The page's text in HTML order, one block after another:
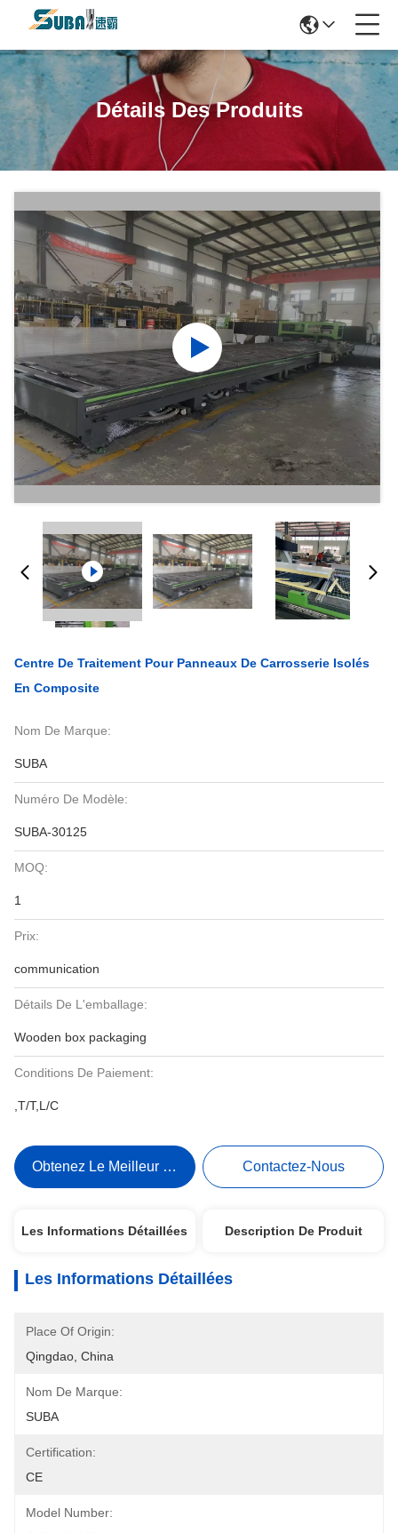
Détails Des Produits
Centre De Traitement Pour Panneaux De Carrosserie Isolés
En Composite
Nom De Marque:
SUBA
Numéro De Modèle:
SUBA-30125
MOQ:
1
Prix:
communication
Détails De L'emballage:
Wooden box packaging
Conditions De Paiement:
,T/T,L/C
Obtenez Le Meilleur Prix Contactez-Nous
Les Informations Détaillées Description De Produit
Les Informations Détaillées
Place Of Origin:
Qingdao, China
Nom De Marque:
SUBA
Certification:
CE
Model Number: